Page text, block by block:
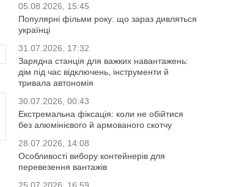
05.08.2026, 15:45
Популярні фільми року: що зараз дивляться
українці
31.07.2026, 17:32
Зарядна станція для важких навантажень:
дім під час відключень, інструменти й
тривала автономія
30.07.2026, 00:43
Екстремальна фіксація: коли не обійтися
без алюмінієвого й армованого скотчу
28.07.2026, 14:08
Особливості вибору контейнерів для
перевезення вантажів